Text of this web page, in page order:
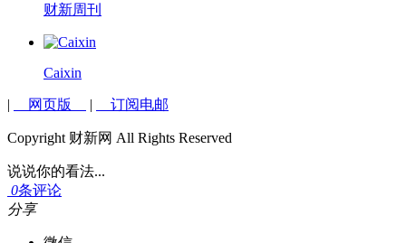
财新周刊
Caixin
| 网页版 | 订阅电邮
Copyright 财新网 All Rights Reserved
说说你的看法...
0条评论
分享